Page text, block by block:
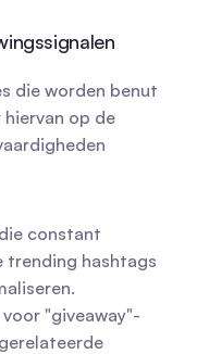
die worden benut
op de
constant
trending hashtags
"giveaway"-